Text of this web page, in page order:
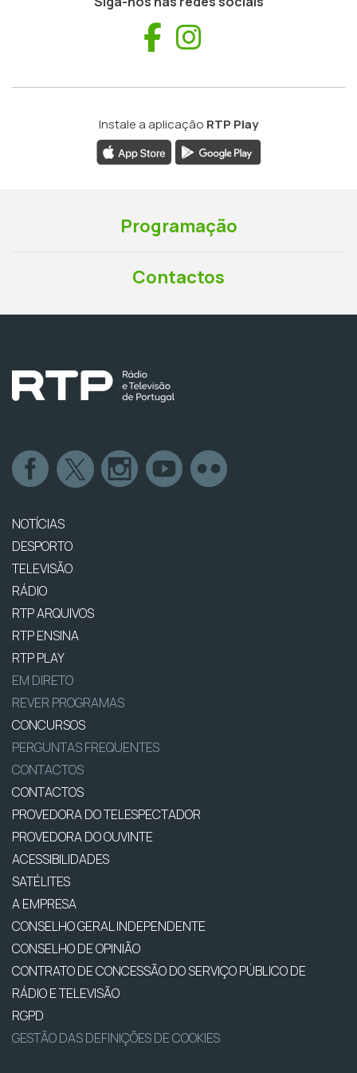
Facebook
Instale a aplicação RTP Play
Programação
Contactos
NOTÍCIAS
DESPORTO
TELEVISÃO
RÁDIO
RTP ARQUIVOS
RTP ENSINA
RTP PLAY
EM DIRETO
REVER PROGRAMAS
CONCURSOS
PERGUNTAS FREQUENTES
CONTACTOS
CONTACTOS
PROVEDORA DO TELESPECTADOR
PROVEDORA DO OUVINTE
ACESSIBILIDADES
SATÉLITES
A EMPRESA
CONSELHO GERAL INDEPENDENTE
CONSELHO DE OPINIÃO
CONTRATO DE CONCESSÃO DO SERVIÇO PÚBLICO DE
RÁDIO E TELEVISÃO
RGPD
GESTÃO DAS DEFINIÇÕES DE COOKIES